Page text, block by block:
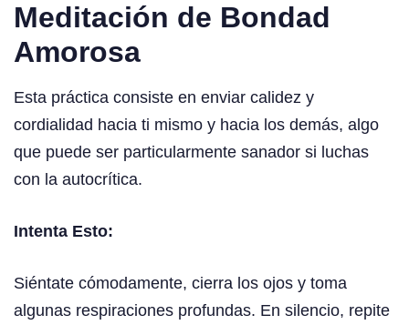
Meditación de Bondad
Amorosa
Esta práctica consiste en enviar calidez y
cordialidad hacia ti mismo y hacia los demás, algo
que puede ser particularmente sanador si luchas
con la autocrítica.
Intenta Esto:
Siéntate cómodamente, cierra los ojos y toma
algunas respiraciones profundas. En silencio, repite